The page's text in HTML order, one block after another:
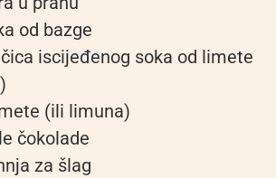
od bazge
iscijeđenog soka od limete
(ili limuna)
čokolade
za šlag